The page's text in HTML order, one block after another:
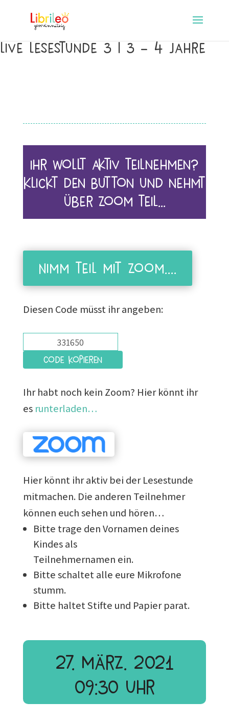
Live Lesestunde 3 | 3 – 4 Jahre
Ihr wollt aktiv teilnehmen?
Klickt den Button und nehmt
über Zoom teil…
Nimm teil mit Zoom....
Diesen Code müsst ihr angeben:
Code kopieren
Ihr habt noch kein Zoom? Hier könnt ihr
es runterladen…
Hier könnt ihr aktiv bei der Lesestunde
mitmachen. Die anderen Teilnehmer
können euch sehen und hören…
Bitte trage den Vornamen deines
Kindes als
Teilnehmernamen ein.
Bitte schaltet alle eure Mikrofone
stumm.
Bitte haltet Stifte und Papier parat.
27. März. 2021
09:30 Uhr